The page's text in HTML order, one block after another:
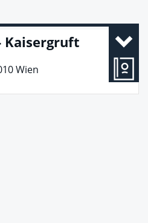
Kaisergruft
Wien